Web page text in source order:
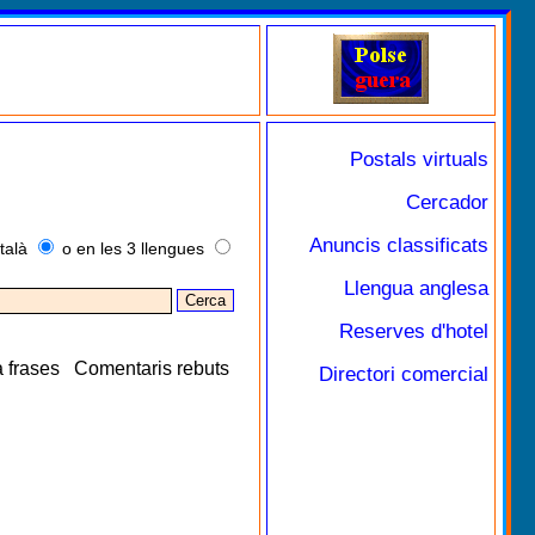
o en les 3 llengues
frases Comentaris rebuts
Postals virtuals
Cercador
Anuncis classificats
Llengua anglesa
Reserves d'hotel
Directori comercial